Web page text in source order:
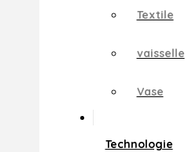
Textile
vaisselle
Vase
Technologie